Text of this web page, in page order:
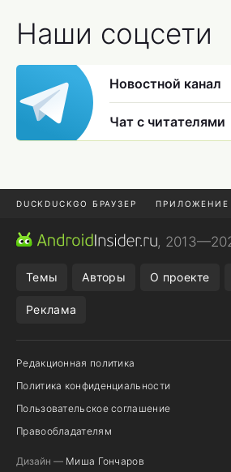
Наши соцсети
Новостной канал
Чат с читателями
DUCKDUCKGO БРАУЗЕР ПРИЛОЖЕНИЕ
ПРИЛОЖЕНИЯ ANDROID
,
Темы Авторы О проекте
Реклама
Редакционная политика
Политика конфиденциальности
Пользовательское соглашение
Правообладателям
Дизайн — Миша Гончаров